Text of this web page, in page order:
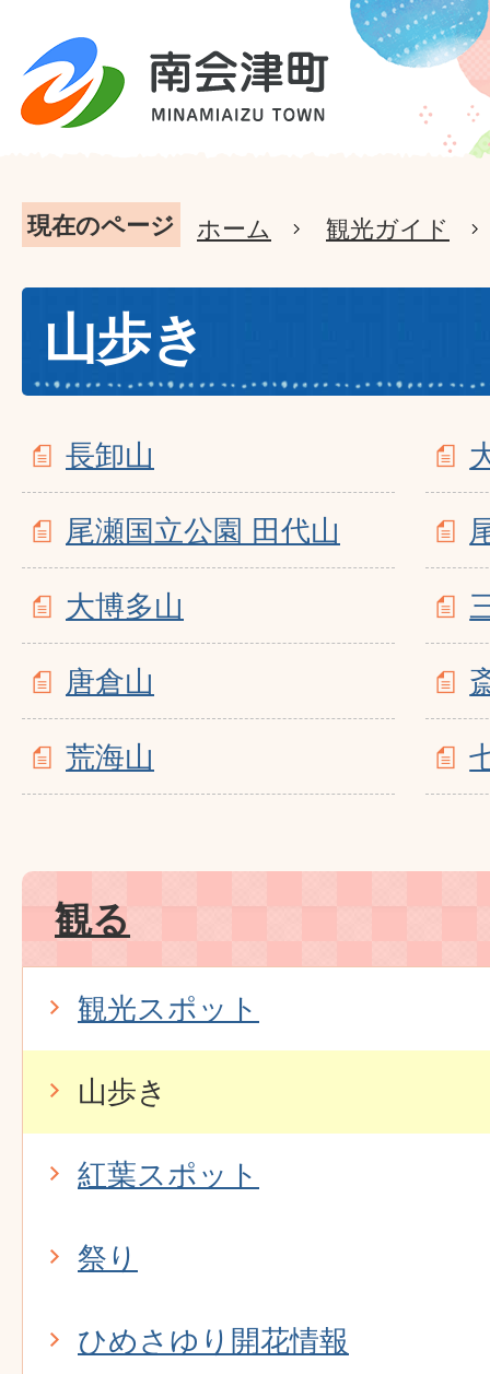
現在のページ ホーム 観光ガイド
山歩き
長卸山
尾瀬国立公園 田代山
大博多山
唐倉山
荒海山
観る
観光スポット
山歩き
紅葉スポット
祭り
ひめさゆり開花情報